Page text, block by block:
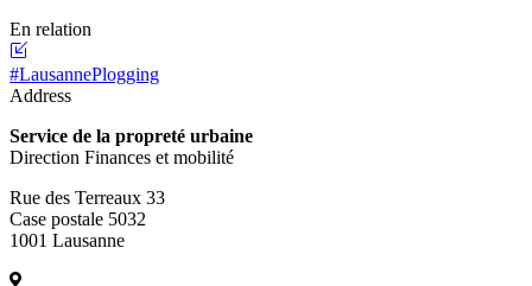
En relation
#LausannePlogging
Address
Service de la propreté urbaine
Direction Finances et mobilité
Rue des Terreaux 33
Case postale 5032
1001 Lausanne